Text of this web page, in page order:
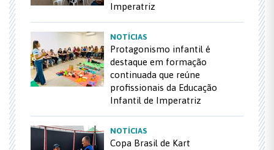
Imperatriz
NOTÍCIAS
Protagonismo infantil é
destaque em formação
continuada que reúne
profissionais da Educação
Infantil de Imperatriz
NOTÍCIAS
Copa Brasil de Kart